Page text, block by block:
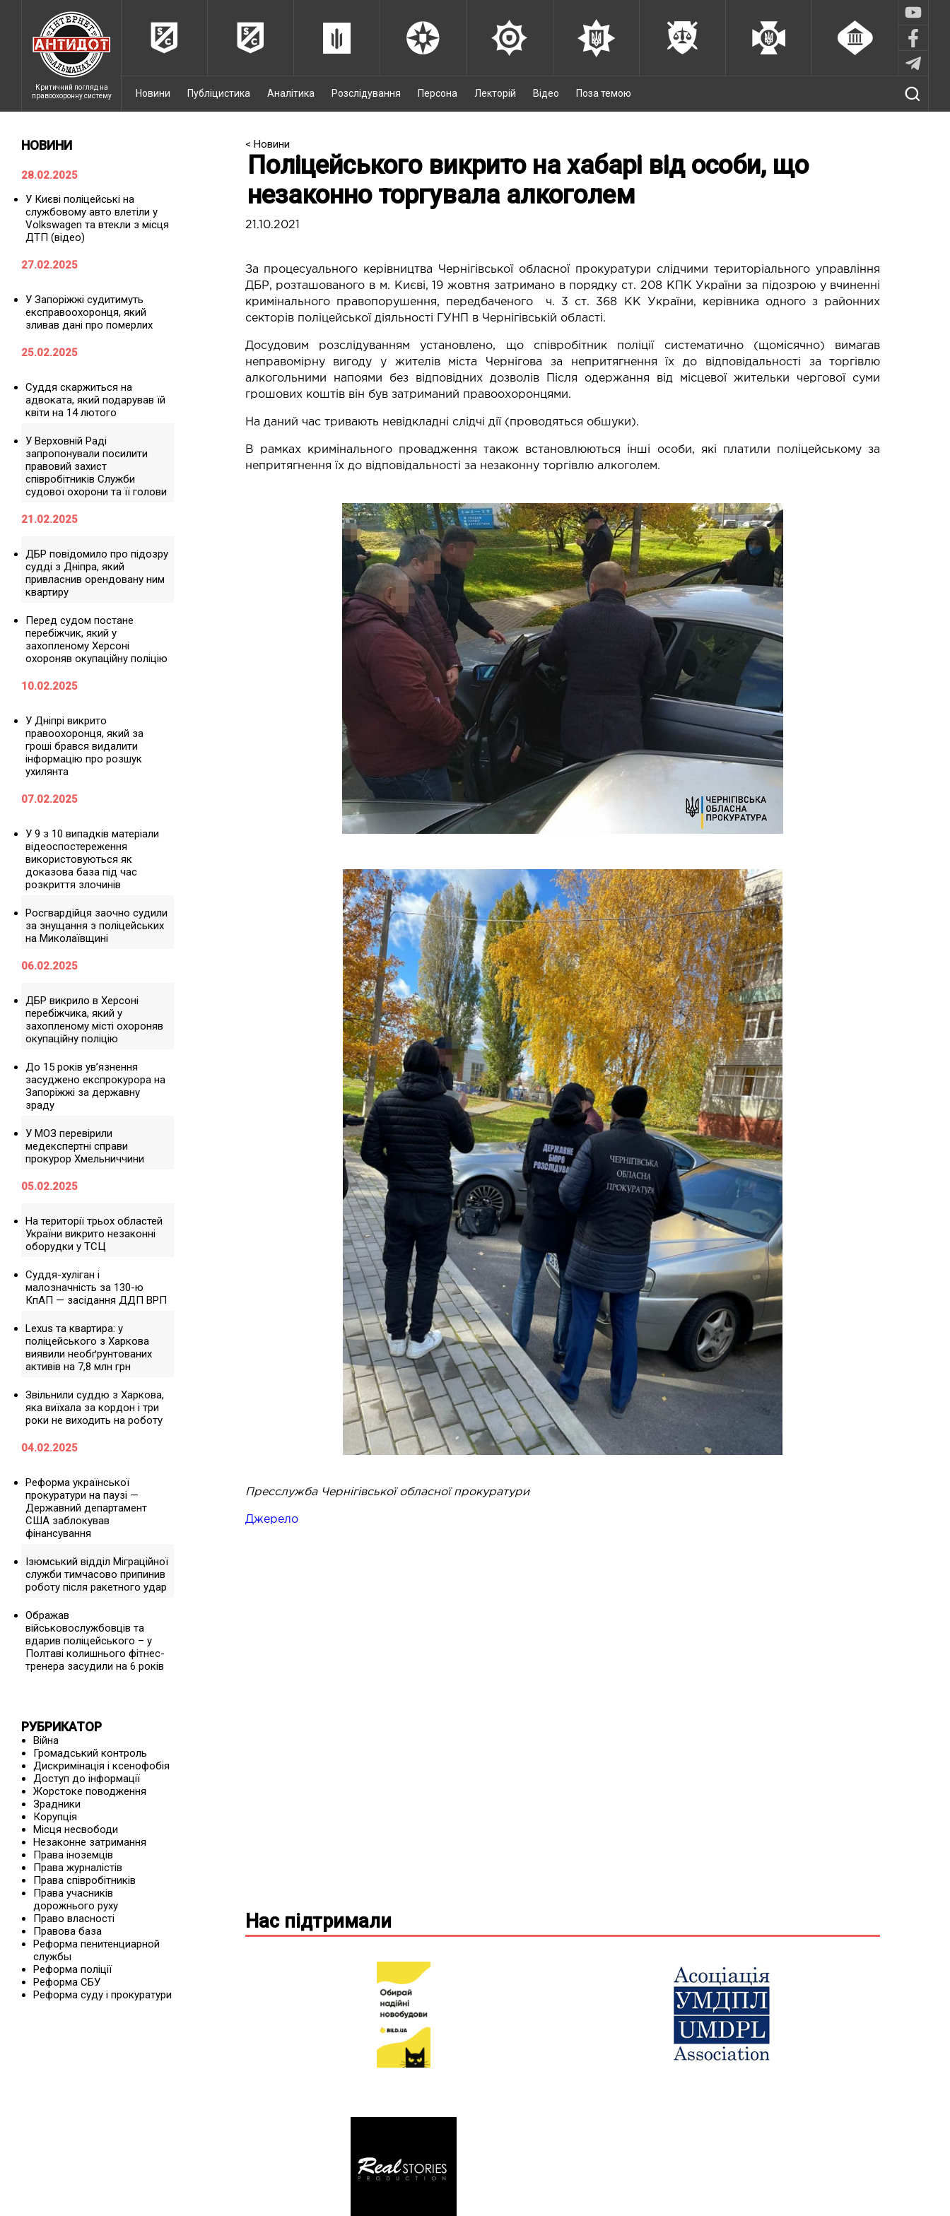
Критичний погляд на
правоохоронну систему
Новини Публіцистика Аналітика Розслідування Персона Лекторій Відео Поза темою
НОВИНИ
28.02.2025
У Києві поліцейські на
службовому авто влетіли у
Volkswagen та втекли з місця
ДТП (відео)
27.02.2025
У Запоріжжі судитимуть
експравоохоронця, який
зливав дані про померлих
25.02.2025
Суддя скаржиться на
адвоката, який подарував їй
квіти на 14 лютого
У Верховній Раді
запропонували посилити
правовий захист
співробітників Служби
судової охорони та її голови
21.02.2025
ДБР повідомило про підозру
судді з Дніпра, який
привласнив орендовану ним
квартиру
Перед судом постане
перебіжчик, який у
захопленому Херсоні
охороняв окупаційну поліцію
10.02.2025
У Дніпрі викрито
правоохоронця, який за
гроші брався видалити
інформацію про розшук
ухилянта
07.02.2025
У 9 з 10 випадків матеріали
відеоспостереження
використовуються як
доказова база під час
розкриття злочинів
Росгвардійця заочно судили
за знущання з поліцейських
на Миколаївщині
06.02.2025
ДБР викрило в Херсоні
перебіжчика, який у
захопленому місті охороняв
окупаційну поліцію
До 15 років ув’язнення
засуджено експрокурора на
Запоріжжі за державну
зраду
У МОЗ перевірили
медекспертні справи
прокурор Хмельниччини
05.02.2025
На території трьох областей
України викрито незаконні
оборудки у ТСЦ
Суддя-хуліган і
малозначність за 130-ю
КпАП — засідання ДДП ВРП
Lexus та квартира: у
поліцейського з Харкова
виявили необґрунтованих
активів на 7,8 млн грн
Звільнили суддю з Харкова,
яка виїхала за кордон і три
роки не виходить на роботу
04.02.2025
Реформа української
прокуратури на паузі —
Державний департамент
США заблокував
фінансування
Ізюмський відділ Міграційної
служби тимчасово припинив
роботу після ракетного удар
Ображав
військовослужбовців та
вдарив поліцейського – у
Полтаві колишнього фітнес-
тренера засудили на 6 років
РУБРИКАТОР
Війна
Громадський контроль
Дискримінація і ксенофобія
Доступ до інформації
Жорстоке поводження
Зрадники
Корупція
Місця несвободи
Незаконне затримання
Права іноземців
Права журналістів
Права співробітників
Права учасників
дорожнього руху
Право власності
Правова база
Реформа пенитенциарной
службы
Реформа поліції
Реформа СБУ
Реформа суду і прокуратури
< Новини
Поліцейського викрито на хабарі від особи, що
незаконно торгувала алкоголем
21.10.2021
За процесуального керівництва Чернігівської обласної прокуратури слідчими територіального управління
ДБР, розташованого в м. Києві, 19 жовтня затримано в порядку ст. 208 КПК України за підозрою у вчиненні
кримінального правопорушення, передбаченого ч. 3 ст. 368 КК України, керівника одного з районних
секторів поліцейської діяльності ГУНП в Чернігівській області.
Досудовим розслідуванням установлено, що співробітник поліції систематично (щомісячно) вимагав
неправомірну вигоду у жителів міста Чернігова за непритягнення їх до відповідальності за торгівлю
алкогольними напоями без відповідних дозволів Після одержання від місцевої жительки чергової суми
грошових коштів він був затриманий правоохоронцями.
На даний час тривають невідкладні слідчі дії (проводяться обшуки).
В рамках кримінального провадження також встановлюються інші особи, які платили поліцейському за
непритягнення їх до відповідальності за незаконну торгівлю алкоголем.
Пресслужба Чернігівської обласної прокуратури
Джерело
Нас підтримали